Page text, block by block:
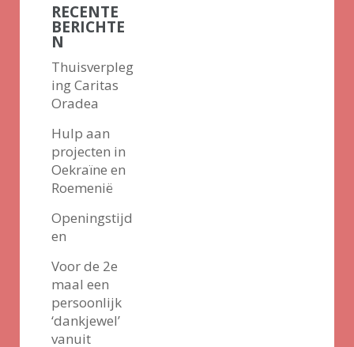
RECENTE
BERICHTE
N
Thuisverpleg
ing Caritas
Oradea
Hulp aan
projecten in
Oekraïne en
Roemenië
Openingstijd
en
Voor de 2e
maal een
persoonlijk
‘dankjewel’
vanuit